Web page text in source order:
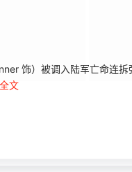
饰）被调入陆军亡命连拆
全文